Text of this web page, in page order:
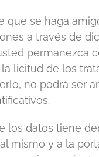
que se haga
a través de
permanezca
licitud de los
no podrá ser
los datos tiene
mismo y a la